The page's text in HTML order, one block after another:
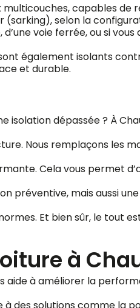
multicouches, capables
(sarking), selon la
voie ferrée, ou si vous
également isolants
et durable.
isolation dépassée ? À
Nous remplaçons les
Cela vous permet
préventive, mais aussi
Et bien sûr, le tout
à
aide à améliorer la
des solutions comme la